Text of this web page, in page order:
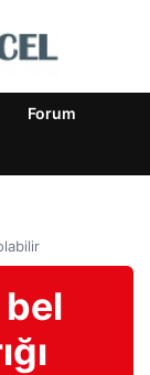
Forum